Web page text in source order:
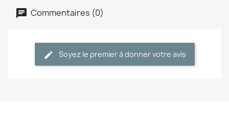
Commentaires (0)
Soyez le premier à donner votre avis